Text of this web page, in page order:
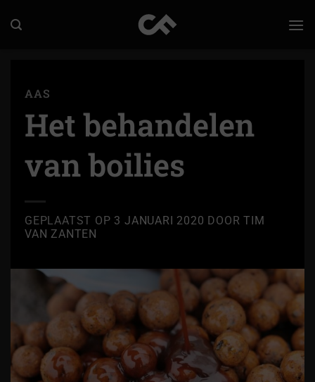
naar
AAS
Het behandelen
van boilies
GEPLAATST OP 3 JANUARI 2020 DOORTIM
VAN ZANTEN